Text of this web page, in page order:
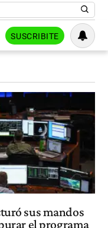
SUSCRIBITE
sus mandos
el programa